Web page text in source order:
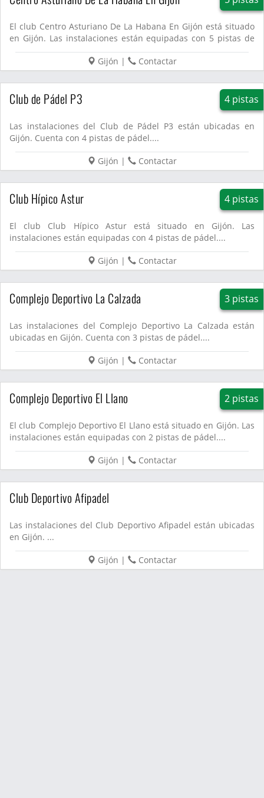
El club Centro Asturiano De La Habana En Gijón está situado
en Gijón. Las instalaciones están equipadas con 5 pistas de
p...
Gijón | Contactar
Club de Pádel P3 4 pistas
Las instalaciones del Club de Pádel P3 están ubicadas en
Gijón. Cuenta con 4 pistas de pádel....
Gijón | Contactar
Club Hípico Astur 4 pistas
El club Club Hípico Astur está situado en Gijón. Las
instalaciones están equipadas con 4 pistas de pádel....
Gijón | Contactar
Complejo Deportivo La Calzada 3 pistas
Las instalaciones del Complejo Deportivo La Calzada están
ubicadas en Gijón. Cuenta con 3 pistas de pádel....
Gijón | Contactar
Complejo Deportivo El Llano 2 pistas
El club Complejo Deportivo El Llano está situado en Gijón. Las
instalaciones están equipadas con 2 pistas de pádel....
Gijón | Contactar
Club Deportivo Afipadel
Las instalaciones del Club Deportivo Afipadel están ubicadas
en Gijón. ...
Gijón | Contactar